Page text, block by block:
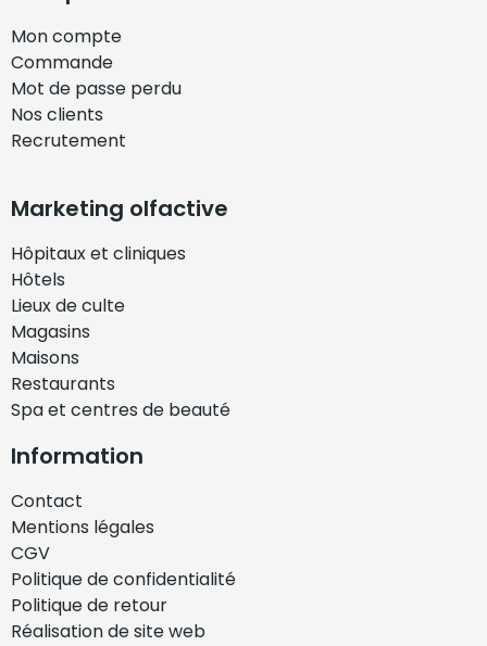
Mon compte
Commande
Mot de passe perdu
Nos clients
Recrutement
Marketing olfactive
Hôpitaux et cliniques
Hôtels
Lieux de culte
Magasins
Maisons
Restaurants
Spa et centres de beauté
Information
Contact
Mentions légales
CGV
Politique de confidentialité
Politique de retour
Réalisation de site web